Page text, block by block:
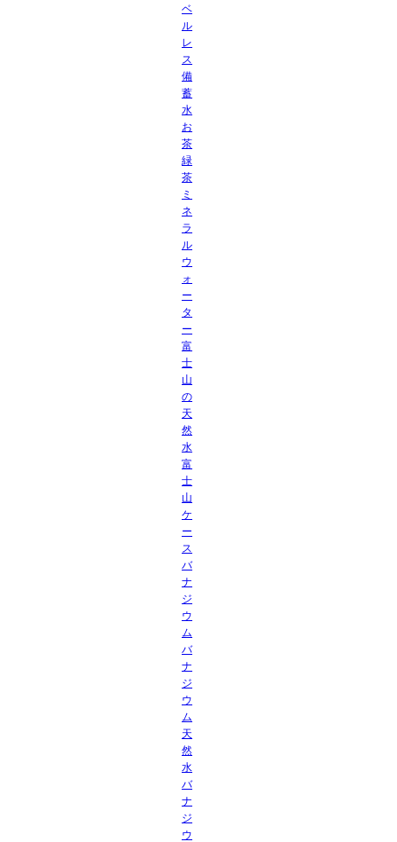
ベ
ル
レ
ス
備
蓄
水
お
茶
緑
茶
ミ
ネ
ラ
ル
ウ
ォ
ー
タ
ー
富
士
山
の
天
然
水
富
士
山
ケ
ー
ス
バ
ナ
ジ
ウ
ム
バ
ナ
ジ
ウ
ム
天
然
水
バ
ナ
ジ
ウ